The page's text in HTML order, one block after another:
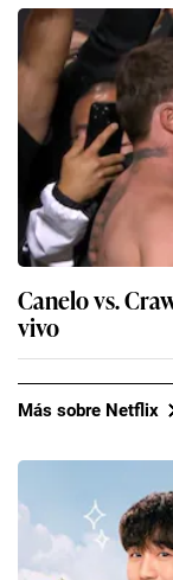
Canelo vs.
vivo
Más sobre Netflix